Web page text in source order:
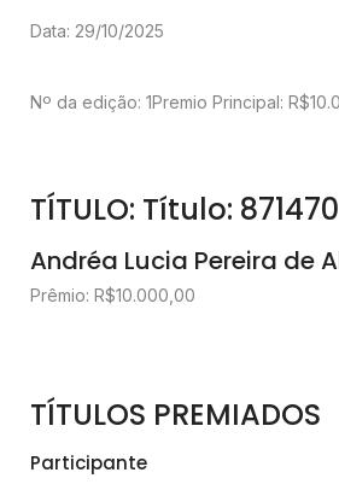
Data: 29/10/2025
Nº da edição: 1Premio Principal:
TÍTULO: Título: 871470
Andréa Lucia Pereira de
Prêmio: R$10.000,00
TÍTULOS PREMIADOS
Participante